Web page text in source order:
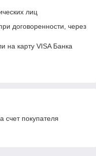
лиц
договоренности, через
на карту VISA Банка
счет покупателя